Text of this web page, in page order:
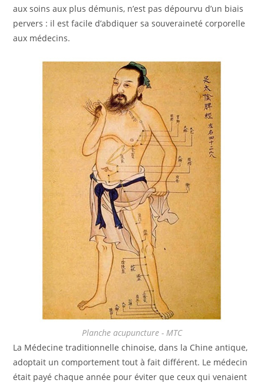
aux soins aux plus démunis, n’est pas dépourvu d’un biais
pervers : il est facile d’abdiquer sa souveraineté corporelle
aux médecins.
Planche acupuncture - MTC
La Médecine traditionnelle chinoise, dans la Chine antique,
adoptait un comportement tout à fait différent. Le médecin
était payé chaque année pour éviter que ceux qui venaient